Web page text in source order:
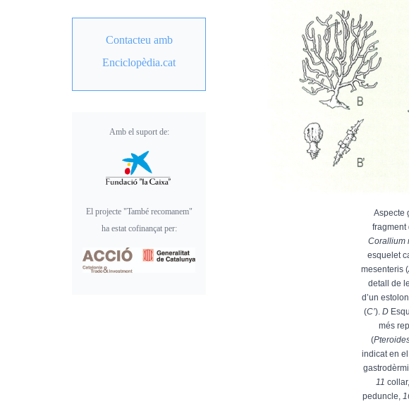
Aspecte
fragment
Corallium
esquelet
mesenteris (
detall de
d’un
(C’).D
més
(
indicat en
11 collar,
peduncle,
Contacteu amb
Enciclopèdia.cat
Amb el suport de:
El projecte "També recomanem"
ha estat cofinançat per: